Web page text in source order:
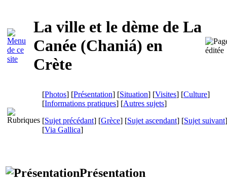
La ville et le dème de La
Canée (Chaniá) en
Crète
[Photos] [Présentation] [Situation] [Visites] [Culture]
[Informations pratiques] [Autres sujets]
[Sujet précédant] [Grèce] [Sujet ascendant] [Sujet suivant]
[Via Gallica]
Présentation